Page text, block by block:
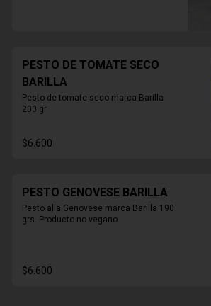
PESTO DE TOMATE SECO
BARILLA
Pesto de tomate seco marca Barilla
200 gr
$6.600
PESTO GENOVESE BARILLA
Pesto alla Genovese marca Barilla 190
grs. Producto no vegano.
$6.600